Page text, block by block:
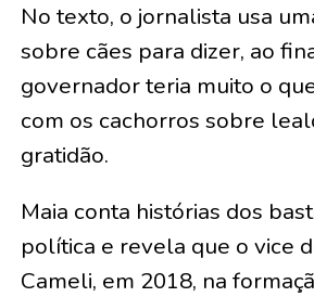
No texto, o jornalista usa
sobre cães para dizer, ao
governador teria muito o
com os cachorros sobre
gratidão.
Maia conta histórias dos
política e revela que o vice
Cameli, em 2018, na